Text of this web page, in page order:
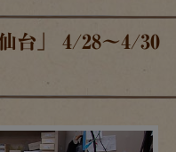
台」 4/28～4/30